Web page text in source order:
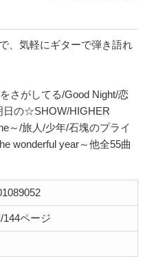
、気軽にギターで弾き語れ
さがしてる/Good Night/恋
日の☆SHOW/HIGHER
～/旅人/少年/石塊のプライ
wonderful year～他全55曲
144ページ